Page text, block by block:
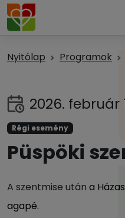
Nyitólap Programok
2026. február
Régi esemény
Püspöki
A szentmise után a
agapé.